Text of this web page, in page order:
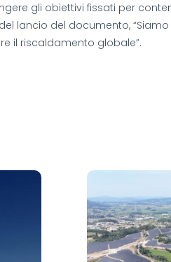
gli obiettivi fissati per
lancio del documento,
il riscaldamento globale”.